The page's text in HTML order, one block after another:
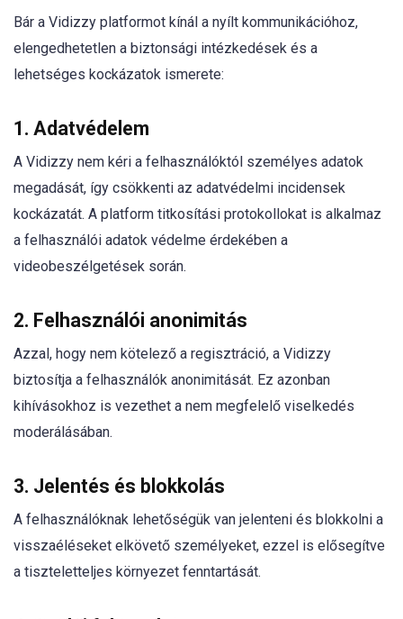
Bár a Vidizzy platformot kínál a nyílt kommunikációhoz,
elengedhetetlen a biztonsági intézkedések és a
lehetséges kockázatok ismerete:
1. Adatvédelem
A Vidizzy nem kéri a felhasználóktól személyes adatok
megadását, így csökkenti az adatvédelmi incidensek
kockázatát. A platform titkosítási protokollokat is alkalmaz
a felhasználói adatok védelme érdekében a
videobeszélgetések során.
2. Felhasználói anonimitás
Azzal, hogy nem kötelező a regisztráció, a Vidizzy
biztosítja a felhasználók anonimitását. Ez azonban
kihívásokhoz is vezethet a nem megfelelő viselkedés
moderálásában.
3. Jelentés és blokkolás
A felhasználóknak lehetőségük van jelenteni és blokkolni a
visszaéléseket elkövető személyeket, ezzel is elősegítve
a tiszteletteljes környezet fenntartását.